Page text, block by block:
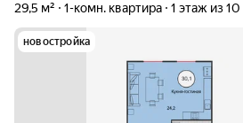
29,5 м² 1-комн. квартира 1 этаж из 10
новостройка